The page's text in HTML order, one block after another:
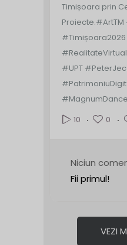
Timișoara prin
Proiecte.
#UPT
10
0
Niciun
Fii primul!
VEZI